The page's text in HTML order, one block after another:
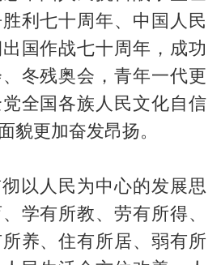
利七十周年、中国人民
国作战七十周年，成功
冬残奥会，青年一代更
全国各族人民文化自信
貌更加奋发昂扬。
以人民为中心的发展思
学有所教、劳有所得、
养、住有所居、弱有所